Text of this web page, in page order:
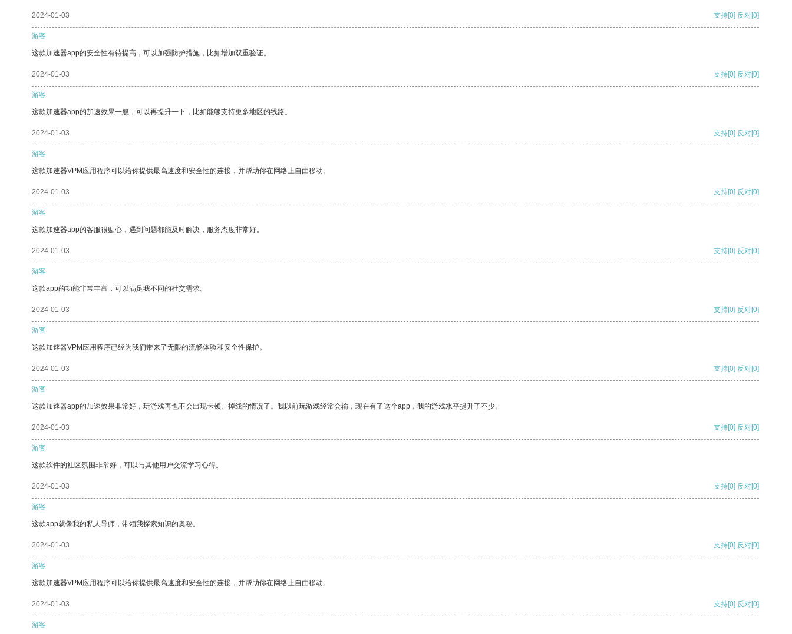
2024-01-03 支持[0] 反对[0]
游客
这款加速器app的安全性有待提高，可以加强防护措施，比如增加双重验证。
2024-01-03 支持[0] 反对[0]
游客
这款加速器app的加速效果一般，可以再提升一下，比如能够支持更多地区的线路。
2024-01-03 支持[0] 反对[0]
游客
这款加速器VPM应用程序可以给你提供最高速度和安全性的连接，并帮助你在网络上自由移动。
2024-01-03 支持[0] 反对[0]
游客
这款加速器app的客服很贴心，遇到问题都能及时解决，服务态度非常好。
2024-01-03 支持[0] 反对[0]
游客
这款app的功能非常丰富，可以满足我不同的社交需求。
2024-01-03 支持[0] 反对[0]
游客
这款加速器VPM应用程序已经为我们带来了无限的流畅体验和安全性保护。
2024-01-03 支持[0] 反对[0]
游客
这款加速器app的加速效果非常好，玩游戏再也不会出现卡顿、掉线的情况了。我以前玩游戏经常会输，现在有了这个app，我的游戏水平提升了不少。
2024-01-03 支持[0] 反对[0]
游客
这款软件的社区氛围非常好，可以与其他用户交流学习心得。
2024-01-03 支持[0] 反对[0]
游客
这款app就像我的私人导师，带领我探索知识的奥秘。
2024-01-03 支持[0] 反对[0]
游客
这款加速器VPM应用程序可以给你提供最高速度和安全性的连接，并帮助你在网络上自由移动。
2024-01-03 支持[0] 反对[0]
游客